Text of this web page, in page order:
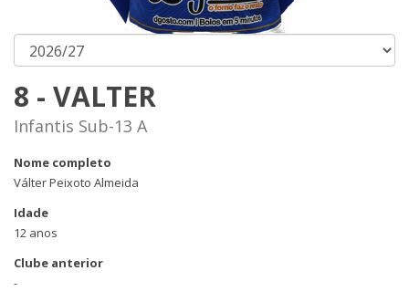
8 - VALTER
Infantis Sub-13 A
Nome completo
Válter Peixoto Almeida
Idade
12 anos
Clube anterior
-